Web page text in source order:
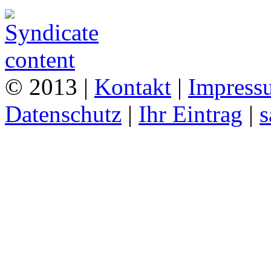
© 2013 | Kontakt |
Datenschutz | Ihr Eintrag |